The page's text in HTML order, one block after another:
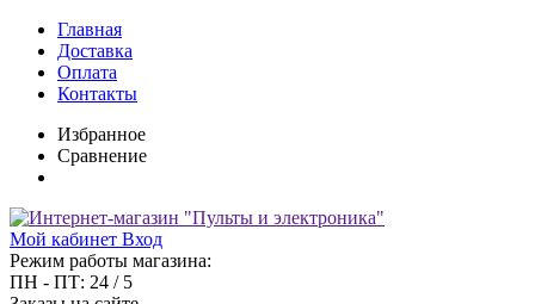
Главная
Доставка
Оплата
Контакты
Избранное
Сравнение
Мой кабинет Вход
Режим работы магазина:
ПН - ПТ: 24 / 5